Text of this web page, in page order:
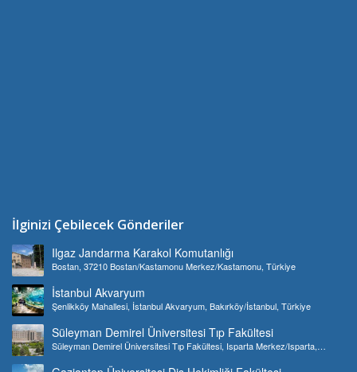
İlginizi Çebilecek Gönderiler
Ilgaz Jandarma Karakol Komutanlığı
Bostan, 37210 Bostan/Kastamonu Merkez/Kastamonu, Türkiye
İstanbul Akvaryum
Şenlikköy Mahallesi, İstanbul Akvaryum, Bakırköy/İstanbul, Türkiye
Süleyman Demirel Üniversitesi Tıp Fakültesi
Süleyman Demirel Üniversitesi Tıp Fakültesi, Isparta Merkez/Isparta,